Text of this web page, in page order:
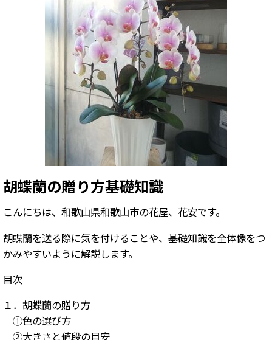
胡蝶蘭の贈り方基礎知識
こんにちは、和歌山県和歌山市の花屋、花安です。
胡蝶蘭を送る際に気を付けることや、基礎知識を全体像をつ
かみやすいように解説します。
目次
１．胡蝶蘭の贈り方
①色の選び方
②大きさと値段の目安